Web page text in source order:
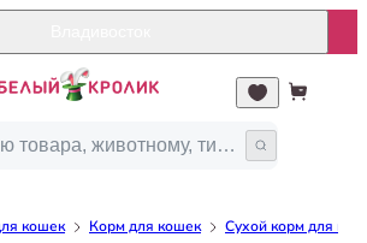
кошек Корм для кошек Сухой корм для